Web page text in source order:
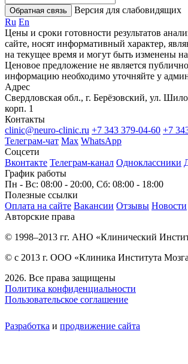
Обратная связь
Версия для слабовидящих
Ru En
Цены и сроки готовности результатов
сайте, носят информативный характер,
на текущее время и могут быть изменены
Ценовое предложение не является
информацию необходимо уточняйте у
Адрес
Свердловская обл., г. Берёзовский, ул.
корп. 1
Контакты
clinic@neuro-clinic.ru +7 343 379-04-60 +7
Телеграм-чат Max WhatsApp
Соцсети
Вконтакте Телеграм-канал Одноклассники
График работы
Пн - Вс: 08:00 - 20:00, Сб: 08:00 - 18:00
Полезные ссылки
Оплата на сайте Вакансии Отзывы Новости
Авторские права
© 1998–2013 гг. АНО «Клинический
© с 2013 г. ООО «Клиника Института
2026. Все права защищены
Политика конфиденциальности
Пользовательское соглашение
Разработка и продвижение сайта